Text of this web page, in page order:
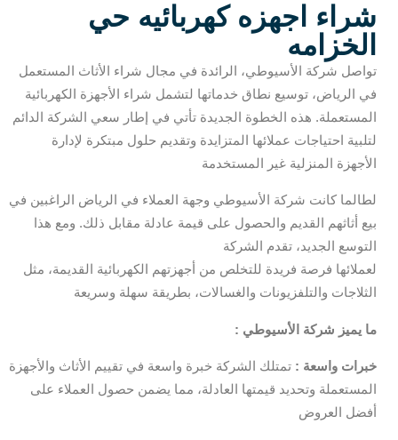
شراء اجهزه كهربائيه حي
الخزامه
تواصل شركة الأسيوطي، الرائدة في مجال شراء الأثاث المستعمل
في الرياض، توسيع نطاق خدماتها لتشمل شراء الأجهزة الكهربائية
المستعملة. هذه الخطوة الجديدة تأتي في إطار سعي الشركة الدائم
لتلبية احتياجات عملائها المتزايدة وتقديم حلول مبتكرة لإدارة
الأجهزة المنزلية غير المستخدمة
لطالما كانت شركة الأسيوطي وجهة العملاء في الرياض الراغبين في
بيع أثاثهم القديم والحصول على قيمة عادلة مقابل ذلك. ومع هذا
التوسع الجديد، تقدم الشركة
لعملائها فرصة فريدة للتخلص من أجهزتهم الكهربائية القديمة، مثل
الثلاجات والتلفزيونات والغسالات، بطريقة سهلة وسريعة
: ما يميز شركة الأسيوطي
خبرات واسعة : تمتلك الشركة خبرة واسعة في تقييم الأثاث والأجهزة
المستعملة وتحديد قيمتها العادلة، مما يضمن حصول العملاء على
أفضل العروض